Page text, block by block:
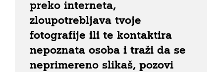
preko interneta,
zloupotrebljava tvoje
fotografije ili te kontaktira
nepoznata osoba i traži da se
neprimereno slikaš, pozovi